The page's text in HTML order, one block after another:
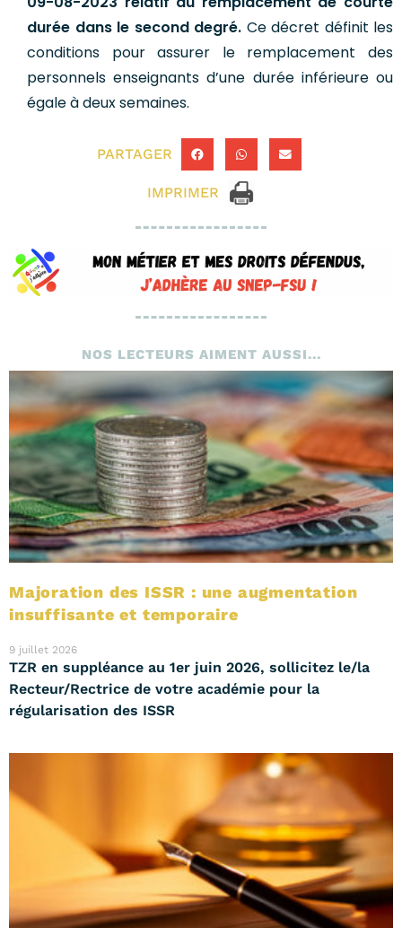
durée dans le second degré. Ce décret définit les
conditions pour assurer le remplacement des
personnels enseignants d’une durée inférieure ou
égale à deux semaines.
PARTAGER
IMPRIMER
NOS LECTEURS AIMENT AUSSI...
Majoration des ISSR : une augmentation
insuffisante et temporaire
9 juillet 2026
TZR en suppléance au 1er juin 2026, sollicitez le/la
Recteur/Rectrice de votre académie pour la
régularisation des ISSR